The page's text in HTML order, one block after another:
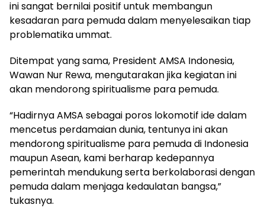
ini sangat bernilai positif untuk membangun
kesadaran para pemuda dalam menyelesaikan tiap
problematika ummat.
Ditempat yang sama, President AMSA Indonesia,
Wawan Nur Rewa, mengutarakan jika kegiatan ini
akan mendorong spiritualisme para pemuda.
“Hadirnya AMSA sebagai poros lokomotif ide dalam
mencetus perdamaian dunia, tentunya ini akan
mendorong spiritualisme para pemuda di Indonesia
maupun Asean, kami berharap kedepannya
pemerintah mendukung serta berkolaborasi dengan
pemuda dalam menjaga kedaulatan bangsa,”
tukasnya.